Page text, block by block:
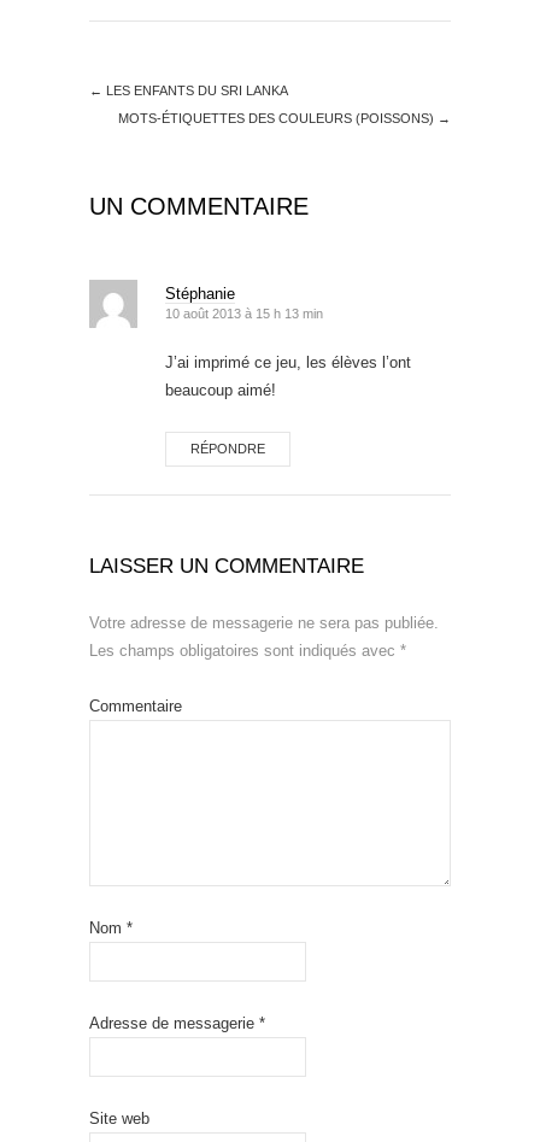
← LES ENFANTS DU SRI LANKA
MOTS-ÉTIQUETTES DES COULEURS (POISSONS) →
UN COMMENTAIRE
Stéphanie
10 août 2013 à 15 h 13 min
J’ai imprimé ce jeu, les élèves l’ont
beaucoup aimé!
RÉPONDRE
LAISSER UN COMMENTAIRE
Votre adresse de messagerie ne sera pas publiée.
Les champs obligatoires sont indiqués avec *
Commentaire
Nom *
Adresse de messagerie *
Site web